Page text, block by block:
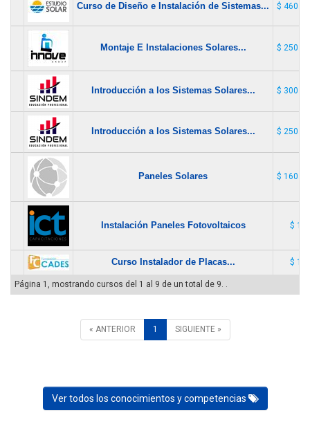
Curso de Diseño e Instalación de Sistemas... $
Montaje E Instalaciones Solares... $
Introducción a los Sistemas Solares... $
Introducción a los Sistemas Solares... $
Paneles Solares $
Instalación Paneles Fotovoltaicos $ 1
Curso Instalador de Placas... $ 1
Página 1, mostrando cursos del 1 al 9 de un total de 9. .
« ANTERIOR 1 SIGUIENTE »
Ver todos los conocimientos y competencias